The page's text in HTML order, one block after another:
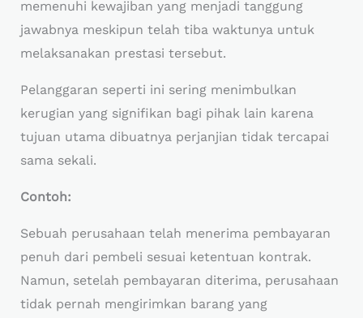
memenuhi kewajiban yang menjadi tanggung
jawabnya meskipun telah tiba waktunya untuk
melaksanakan prestasi tersebut.
Pelanggaran seperti ini sering menimbulkan
kerugian yang signifikan bagi pihak lain karena
tujuan utama dibuatnya perjanjian tidak tercapai
sama sekali.
Contoh:
Sebuah perusahaan telah menerima pembayaran
penuh dari pembeli sesuai ketentuan kontrak.
Namun, setelah pembayaran diterima, perusahaan
tidak pernah mengirimkan barang yang